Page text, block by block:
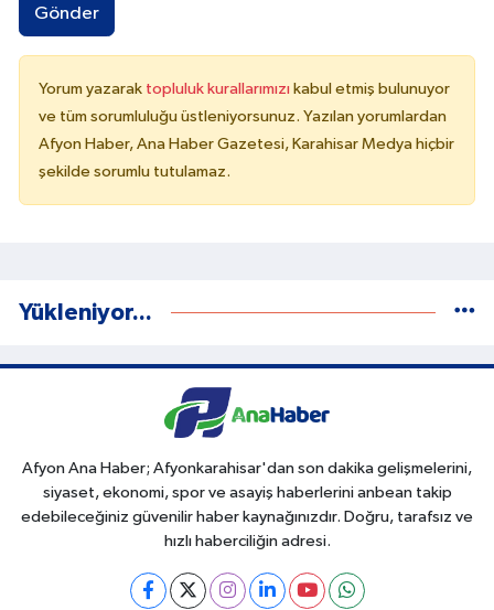
Gönder
Yorum yazarak topluluk kurallarımızı kabul etmiş bulunuyor
ve tüm sorumluluğu üstleniyorsunuz. Yazılan yorumlardan
Afyon Haber, Ana Haber Gazetesi, Karahisar Medya hiçbir
şekilde sorumlu tutulamaz.
Yükleniyor...
Afyon Ana Haber; Afyonkarahisar'dan son dakika gelişmelerini,
siyaset, ekonomi, spor ve asayiş haberlerini anbean takip
edebileceğiniz güvenilir haber kaynağınızdır. Doğru, tarafsız ve
hızlı haberciliğin adresi.